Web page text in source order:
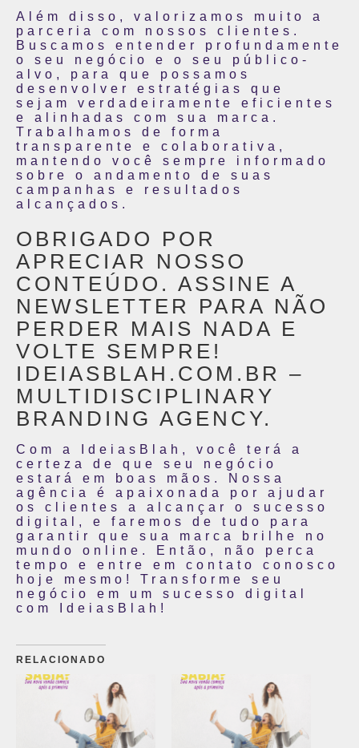
Além disso, valorizamos muito a
parceria com nossos clientes.
Buscamos entender profundamente
o seu negócio e o seu público-
alvo, para que possamos
desenvolver estratégias que
sejam verdadeiramente eficientes
e alinhadas com sua marca.
Trabalhamos de forma
transparente e colaborativa,
mantendo você sempre informado
sobre o andamento de suas
campanhas e resultados
alcançados.
OBRIGADO POR
APRECIAR NOSSO
CONTEÚDO. ASSINE A
NEWSLETTER PARA NÃO
PERDER MAIS NADA E
VOLTE SEMPRE!
IDEIASBLAH.COM.BR –
MULTIDISCIPLINARY
BRANDING AGENCY.
Com a IdeiasBlah, você terá a
certeza de que seu negócio
estará em boas mãos. Nossa
agência é apaixonada por ajudar
os clientes a alcançar o sucesso
digital, e faremos de tudo para
garantir que sua marca brilhe no
mundo online. Então, não perca
tempo e entre em contato conosco
hoje mesmo! Transforme seu
negócio em um sucesso digital
com IdeiasBlah!
RELACIONADO